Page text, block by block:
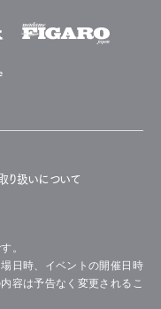
り扱いについて
。
日時、イベントの開催日時
容は予告なく変更されるこ